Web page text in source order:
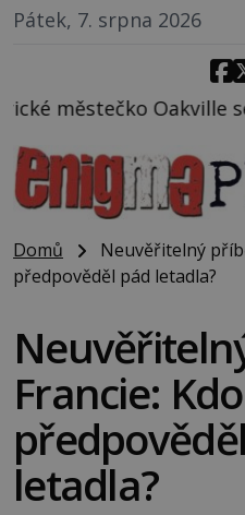
Pátek, 7. srpna 2026
se z nebe snáší
Domů
Neuvěřitelný
předpověděl pád letadla?
Francie: Kdo
letadla?